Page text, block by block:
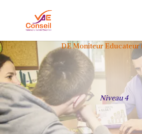
DE Moniteur Educateur
Niveau 4